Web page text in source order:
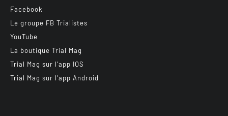
Facebook
Le groupe FB Trialistes
YouTube
La boutique Trial Mag
Trial Mag sur l’app IOS
Trial Mag sur l’app Android